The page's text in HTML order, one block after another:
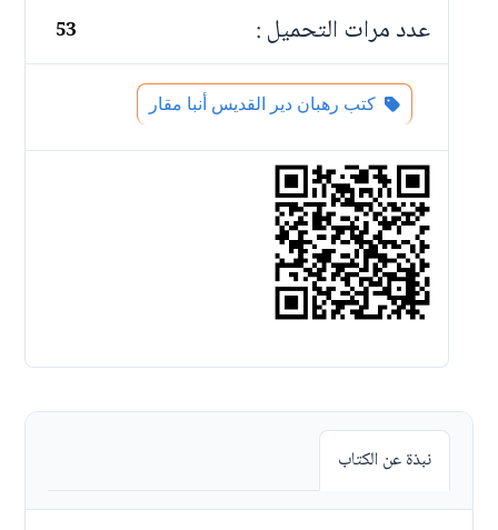
عدد مرات التحميل : 53
كتب رهبان دير القديس أنبا مقار
نبذة عن الكتاب